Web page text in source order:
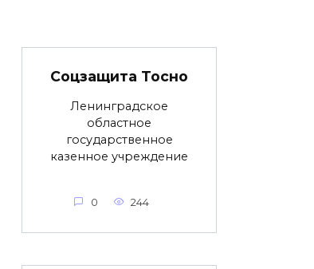
Соцзащита Тосно
Ленинградское
областное
государственное
казенное учреждение
0 244